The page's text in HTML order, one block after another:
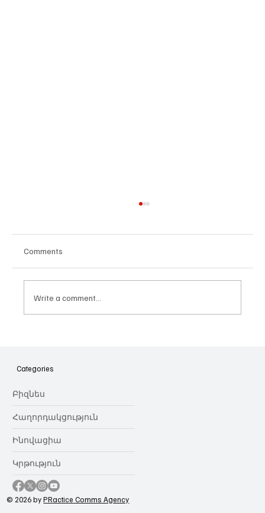
նվիրում որոշում
Comments
Write a comment...
Categories
Բիզնես
Հաղորդակցություն
Ինովացիա
Կրթություն
© 2026 byPRactice Comms Agency